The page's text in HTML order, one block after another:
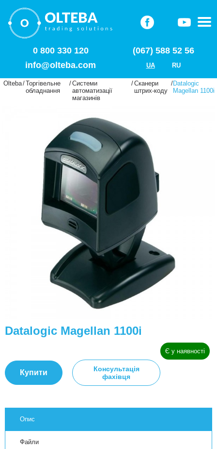
0 800 330 120
(067) 588 52 56
info@olteba.com
UA RU
Olteba/Торгівельне
обладнання
/Системи
автоматизації
магазинів
/Сканери
штрих-коду
/Datalogic
Magellan 1100i
Datalogic Magellan 1100i
Є у наявності
Купити
Консультація
фахівця
Опис
Файли